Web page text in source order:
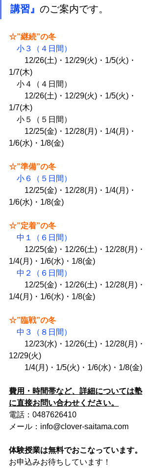
講習』 のご案内です。
☆”継続”の冬
小３（４日間）
12/26(土)・12/29(火)・1/5(火)・
1/7(木)
小４（４日間）
12/26(土)・12/29(火)・1/5(火)・
1/7(木)
小５（５日間）
12/25(金)・12/28(月)・1/4(月)・
1/6(水)・1/8(金)
☆”準備”の冬
小６（５日間）
12/25(金)・12/28(月)・1/4(月)・
1/6(水)・1/8(金)
☆”定着”の冬
中１（６日間）
12/25(金)・12/26(土)・12/28(月)・
1/4(月)・1/6(水)・1/8(金)
中２（６日間）
12/25(金)・12/26(土)・12/28(月)・
1/4(月)・1/6(水)・1/8(金)
☆”臨戦”の冬
中３（８日間）
12/23(水)・12/26(土)・12/28(月)・
12/29(火)
1/4(月)・1/5(火)・1/6(水)・1/8(金)
費用・時間帯など、詳細については塾
に直接お問い合わせください。
電話：0487626410
メール：info@clover-saitama.com
体験授業は無料でおこなっています。
お申込みお待ちしています！